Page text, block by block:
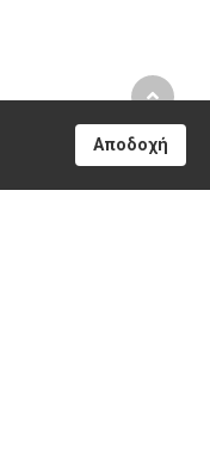
Αποδοχή